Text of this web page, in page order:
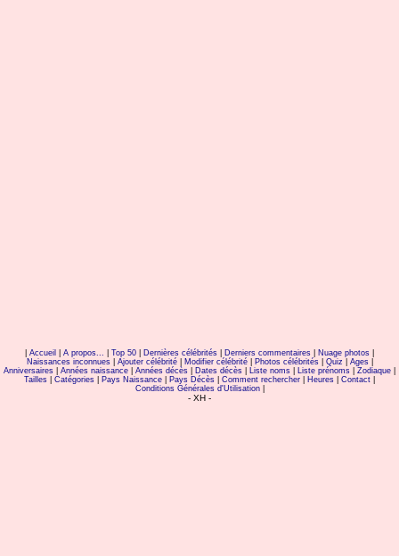
Accueil A propos... Top 50 Dernières célébrités Derniers commentaires Nuage photos
Naissances inconnues| Ajouter célébrité| Modifier célébrité| Photos célébrités| Quiz Ages|
Anniversaires
Années naissance Années décès Dates décès Liste noms Liste prénoms Zodiaque
Tailles
Catégories Pays Naissance Pays Décès Comment rechercher Heures Contact
Conditions Générales d'Utilisation|
- XH -